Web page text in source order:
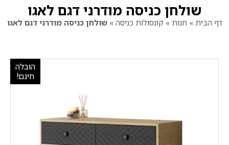
שולחן כניסה מודרני דגם לאגו
דף הבית » חנות » קונסולות כניסה »שולחן כניסה מודרני דגם לאגו
הובלה
חינם!